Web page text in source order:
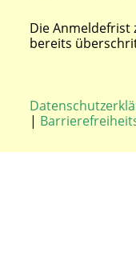
Die Anmeldefrist
bereits
|